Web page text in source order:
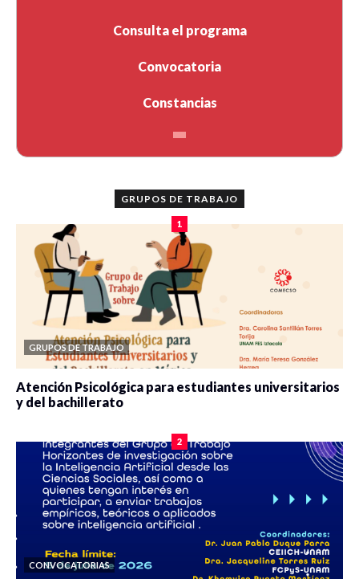
Consulta el programa
Convocatoria
Constancias
GRUPOS DE TRABAJO
1
GRUPOS DE TRABAJO
Atención Psicológica para estudiantes universitarios
y del bachillerato
2
CONVOCATORIAS